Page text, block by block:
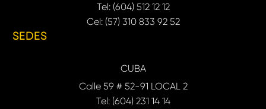
Tel: (604) 512 12 12
Cel: (57) 310 833 92 52
SEDES
CUBA
Calle 59 # 52-91 LOCAL 2
Tel: (604) 231 14 14